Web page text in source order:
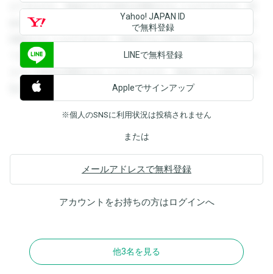
ができます。登録すると回答を閲覧することができます。登
録すると回答を閲覧することができます。登録すると回答を
閲覧することができます。登録すると回答を閲覧することが
できます。登録すると回答を閲覧することができます。登録
すると回答を閲覧することができます。登録すると回答を閲
覧することができます。
Yahoo! JAPAN ID
で無料登録
LINEで無料登録
Appleでサインアップ
※個人のSNSに利用状況は投稿されません
または
メールアドレスで無料登録
アカウントをお持ちの方はログインへ
他3名を見る